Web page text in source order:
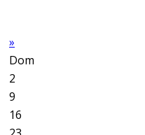
»
Dom
2
9
16